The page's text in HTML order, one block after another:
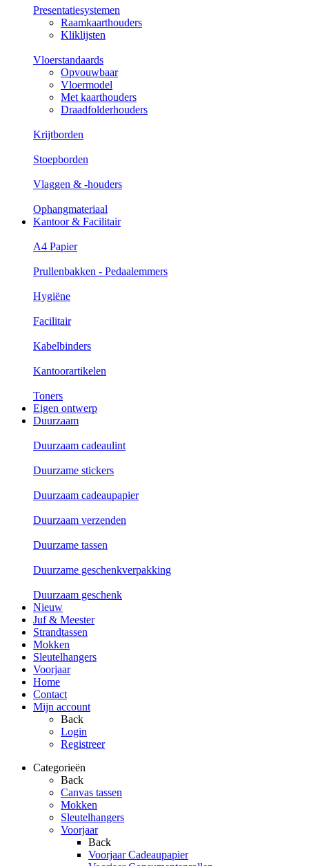
Presentatiesystemen
Raamkaarthouders
Kliklijsten
Vloerstandaards
Opvouwbaar
Vloermodel
Met kaarthouders
Draadfolderhouders
Krijtborden
Stoepborden
Vlaggen & -houders
Ophangmateriaal
Kantoor & Facilitair
A4 Papier
Prullenbakken - Pedaalemmers
Hygiëne
Facilitair
Kabelbinders
Kantoorartikelen
Toners
Eigen ontwerp
Duurzaam
Duurzaam cadeaulint
Duurzame stickers
Duurzaam cadeaupapier
Duurzaam verzenden
Duurzame tassen
Duurzame geschenkverpakking
Duurzaam geschenk
Nieuw
Juf & Meester
Strandtassen
Mokken
Sleutelhangers
Voorjaar
Home
Contact
Mijn account
Back
Login
Registreer
Categorieën
Back
Canvas tassen
Mokken
Sleutelhangers
Voorjaar
Back
Voorjaar Cadeaupapier